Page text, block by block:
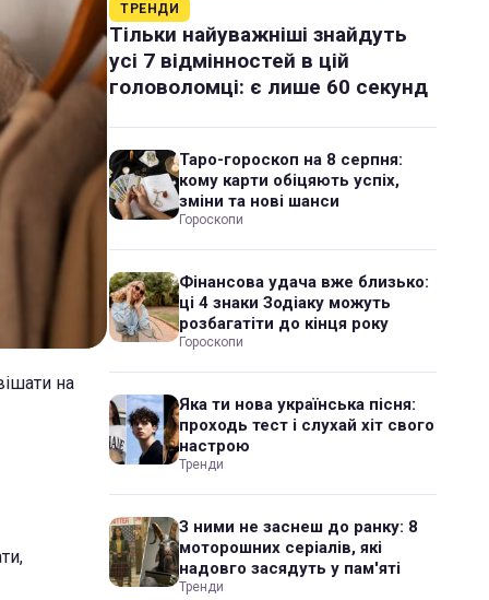
на
ТРЕНДИ
Тільки найуважніші знайдуть
усі 7 відмінностей в цій
головоломці: є лише 60 секунд
Таро-гороскоп на 8 серпня:
кому карти обіцяють успіх,
зміни та нові шанси
Гороскопи
Фінансова удача вже близько:
ці 4 знаки Зодіаку можуть
розбагатіти до кінця року
Гороскопи
Яка ти нова українська пісня:
проходь тест і слухай хіт свого
настрою
Тренди
З ними не заснеш до ранку: 8
моторошних серіалів, які
надовго засядуть у пам'яті
Тренди